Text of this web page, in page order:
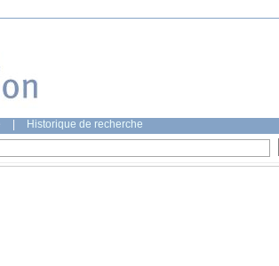
Historique de recherche